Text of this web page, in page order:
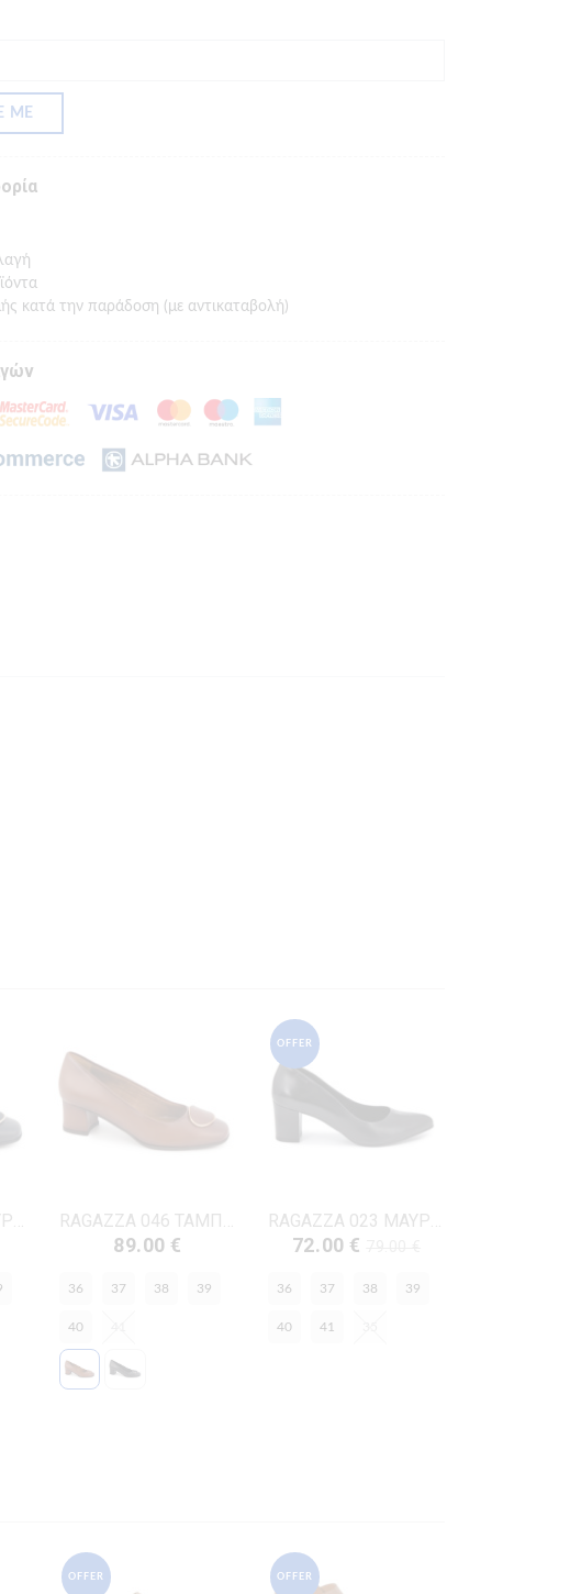
ΜΕ
κατά την παράδοση (με αντικαταβολή)
RAGAZZA 046 ΜΑΥΡΟ ΔΕΡΜΑ RAGAZZA 046 ΤΑΜΠΑ ΔΕΡΜΑ
89.00 €
36 37 38 39
40
OFFER
RAGAZZA 023 ΜΑΥΡΟ ΔΕΡΜΑ
72.00 €
36 37 38 39
40 41
OFFER OFFER